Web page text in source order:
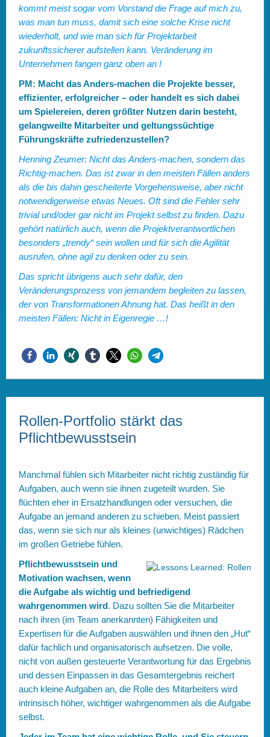
kommt meist sogar vom Vorstand die Frage auf mich zu,
was man tun muss, damit sich eine solche Krise nicht
wiederholt, und wie man sich für Projektarbeit
zukunftssicherer aufstellen kann. Veränderung im
Unternehmen fangen ganz oben an !
PM: Macht das Anders-machen die Projekte besser,
effizienter, erfolgreicher ­– oder handelt es sich dabei
um Spielereien, deren größter Nutzen darin besteht,
gelangweilte Mitarbeiter und geltungssüchtige
Führungskräfte zufriedenzustellen?
Henning Zeumer: Nicht das Anders-machen, sondern das
Richtig-machen. Das ist zwar in den meisten Fällen anders
als die bis dahin gescheiterte Vorgehensweise, aber nicht
notwendigerweise etwas Neues. Oft sind die Fehler sehr
trivial und/oder gar nicht im Projekt selbst zu finden. Dazu
gehört natürlich auch, wenn die Projektverantwortlichen
besonders „trendy“ sein wollen und für sich die Agilität
ausrufen, ohne agil zu denken oder zu sein.
Das spricht übrigens auch sehr dafür, den
Veränderungsprozess von jemandem begleiten zu lassen,
der von Transformationen Ahnung hat. Das heißt in den
meisten Fällen: Nicht in Eigenregie …!
Rollen-Portfolio stärkt das
Pflichtbewusstsein
Manchmal fühlen sich Mitarbeiter nicht richtig zuständig für
Aufgaben, auch wenn sie ihnen zugeteilt wurden. Sie
flüchten eher in Ersatzhandlungen oder versuchen, die
Aufgabe an jemand anderen zu schieben. Meist passiert
das, wenn sie sich nur als kleines (unwichtiges) Rädchen
im großen Getriebe fühlen.
Pflichtbewusstsein und
Motivation wachsen, wenn
die Aufgabe als wichtig und befriedigend
wahrgenommen wird. Dazu sollten Sie die Mitarbeiter
nach ihren (im Team anerkannten) Fähigkeiten und
Expertisen für die Aufgaben auswählen und ihnen den „Hut“
dafür fachlich und organisatorisch aufsetzen. Die volle,
nicht von außen gesteuerte Verantwortung für das Ergebnis
und dessen Einpassen in das Gesamtergebnis reichert
auch kleine Aufgaben an, die Rolle des Mitarbeiters wird
intrinsisch höher, wichtiger wahrgenommen als die Aufgabe
selbst.